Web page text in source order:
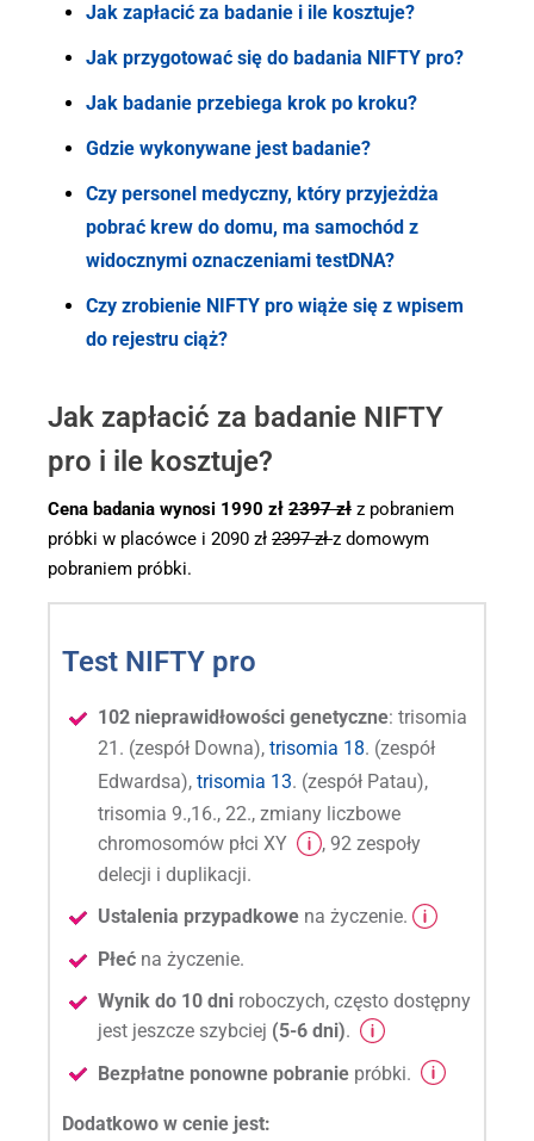
Jak zapłacić za badanie i ile kosztuje?
Jak przygotować się do badania NIFTY pro?
Jak badanie przebiega krok po kroku?
Gdzie wykonywane jest badanie?
Czy personel medyczny, który przyjeżdża
pobrać krew do domu, ma samochód z
widocznymi oznaczeniami testDNA?
Czy zrobienie NIFTY pro wiąże się z wpisem
do rejestru ciąż?
Jak zapłacić za badanie NIFTY
pro i ile kosztuje?
Cena badania wynosi 1990 zł 2397 zł z pobraniem
próbki w placówce i 2090 zł 2397 złz domowym
pobraniem próbki.
Test NIFTY pro
102 nieprawidłowości genetyczne: trisomia
21. (zespół Downa), trisomia 18. (zespół
Edwardsa), trisomia 13. (zespół Patau),
trisomia 9.,16., 22., zmiany liczbowe
chromosomów płci XY
, 92 zespoły
delecji i duplikacji.
Ustalenia przypadkowe na życzenie.
Płeć na życzenie.
Wynik do 10 dni roboczych, często dostępny
jest jeszcze szybciej (5-6 dni).
Bezpłatne ponowne pobranie próbki.
Dodatkowo w cenie jest: